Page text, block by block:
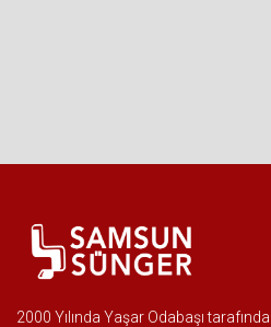
2000 Yılında Yaşar Odabaşı